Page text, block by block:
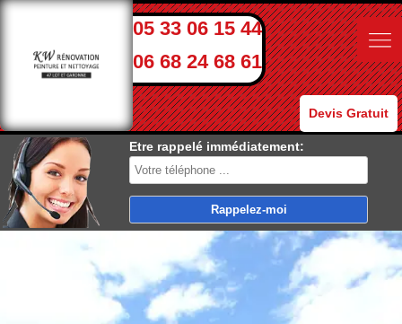
05 33 06 15 44
06 68 24 68 61
Devis Gratuit
Etre rappelé immédiatement: